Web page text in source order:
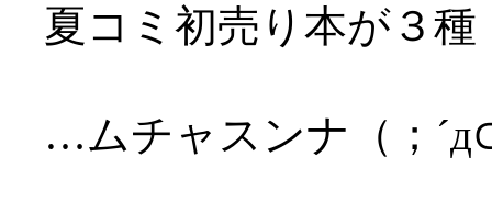
夏コミ初売り本が３
…ムチャスンナ（；